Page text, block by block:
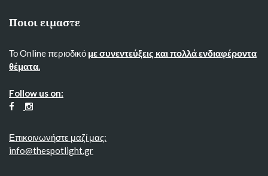
Ποιοι ειμαστε
Το Online περιοδικό με συνεντεύξεις και πολλά ενδιαφέροντα
θέματα.
Follow us on:
Επικοινωνήστε μαζί μας:
info@thespotlight.gr